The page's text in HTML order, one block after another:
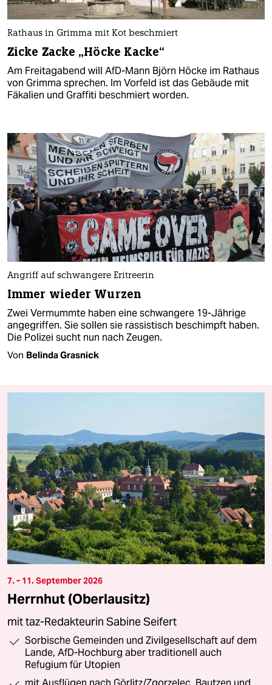
Rathaus in Grimma mit Kot beschmiert
Zicke Zacke „Höcke Kacke“
Am Freitagabend will AfD-Mann Björn Höcke im Rathaus
von Grimma sprechen. Im Vorfeld ist das Gebäude mit
Fäkalien und Graffiti beschmiert worden.
Angriff auf schwangere Eritreerin
Immer wieder Wurzen
Zwei Vermummte haben eine schwangere 19-Jährige
angegriffen. Sie sollen sie rassistisch beschimpft haben.
Die Polizei sucht nun nach Zeugen.
Von Belinda Grasnick
7. - 11. September 2026
Herrnhut (Oberlausitz)
mit taz-Redakteurin Sabine Seifert
Sorbische Gemeinden und Zivilgesellschaft auf dem
Lande, AfD-Hochburg aber traditionell auch
Refugium für Utopien
mit Ausflügen nach Görlitz/Zgorzelec, Bautzen und